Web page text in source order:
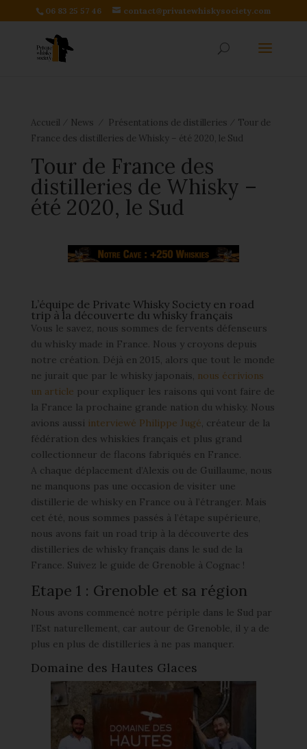
06 83 25 57 46 contact@privatewhiskysociety.com
Accueil News Présentations de distilleries
Tour de
France des distilleries de Whisky – été 2020, le Sud
Tour de France des
distilleries de Whisky –
été 2020, le Sud
L’équipe de Private Whisky Society en road
trip à la découverte du whisky français
Vous le savez, nous sommes de fervents défenseurs
du whisky made in France. Nous y croyons depuis
notre création. Déjà en 2015, alors que tout le monde
ne jurait que par le whisky japonais, nous écrivions
un article pour expliquer les raisons qui vont faire de
la France la prochaine grande nation du whisky. Nous
avions aussi interviewé Philippe Jugé, créateur de la
fédération des whiskies français et plus grand
collectionneur de flacons fabriqués en France.
A chaque déplacement d’Alexis ou de Guillaume, nous
ne manquons pas une occasion de visiter une
distillerie de whisky en France ou à l’étranger. Mais
cet été, nous sommes passés à l’étape supérieure,
nous avons fait un road trip à la découverte des
distilleries de whisky français dans le sud de la
France. Suivez le guide de Grenoble à Cognac !
Etape 1 : Grenoble et sa région
Nous avons commencé notre périple dans le Sud par
l’Est naturellement, car autour de Grenoble, il y a de
plus en plus de distilleries à ne pas manquer.
Domaine des Hautes Glaces